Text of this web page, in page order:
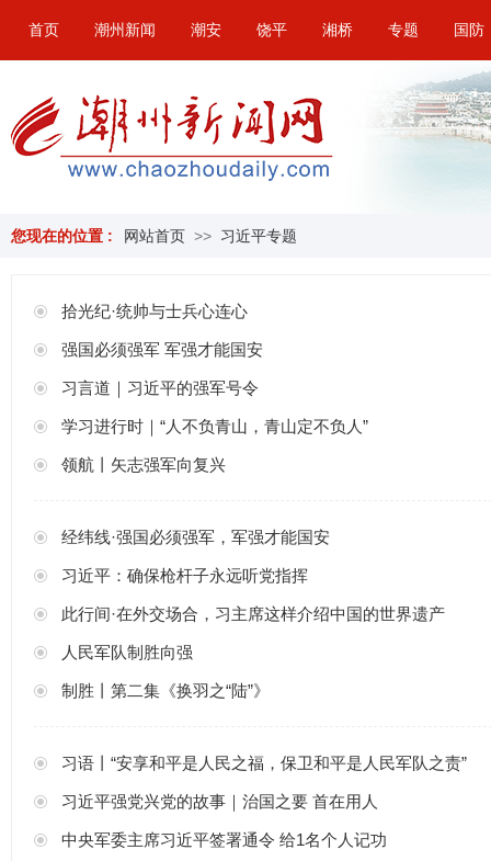
首页 潮州新闻 潮安 饶平 湘桥 专题 国防
您现在的位置 : 网站首页 >> 习近平专题
拾光纪·统帅与士兵心连心
强国必须强军 军强才能国安
习言道｜习近平的强军号令
学习进行时｜“人不负青山，青山定不负人”
领航丨矢志强军向复兴
经纬线·强国必须强军，军强才能国安
习近平：确保枪杆子永远听党指挥
此行间·在外交场合，习主席这样介绍中国的世界遗产
人民军队制胜向强
制胜丨第二集《换羽之“陆”》
习语丨“安享和平是人民之福，保卫和平是人民军队之责”
习近平强党兴党的故事｜治国之要 首在用人
中央军委主席习近平签署通令 给1名个人记功